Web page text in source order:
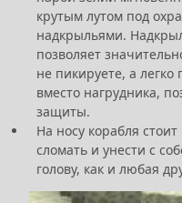
крутым лутом под
надкрыльями.
позволяет
не пикируете, а
вместо нагрудника,
защиты.
На носу корабля
сломать и унести с
голову, как и любая